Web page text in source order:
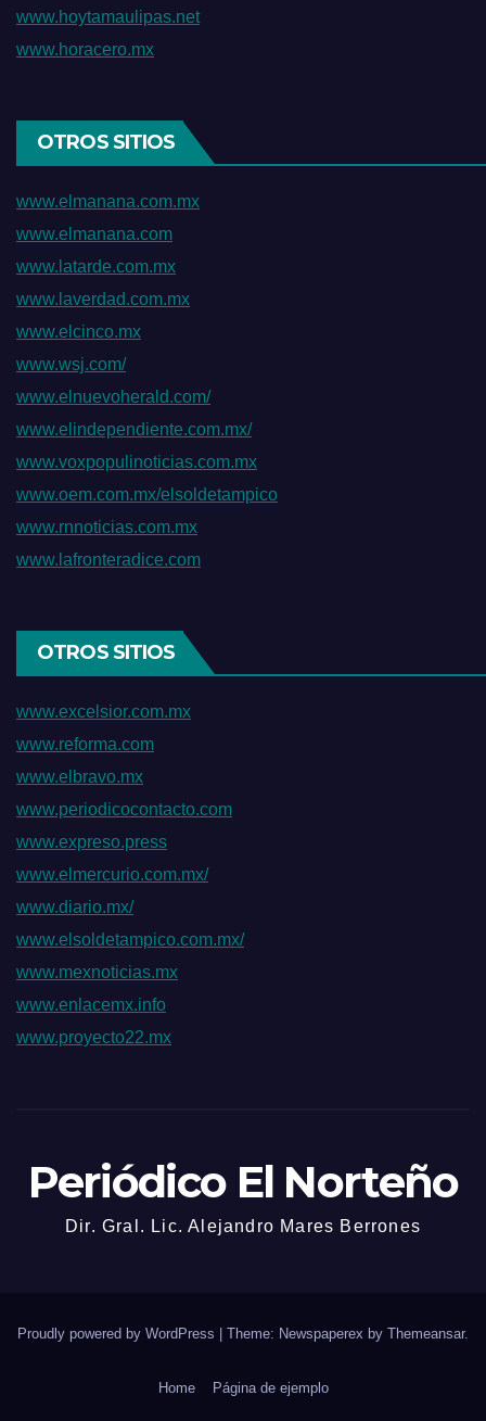
www.hoytamaulipas.net
www.horacero.mx
OTROS SITIOS
www.elmanana.com.mx
www.elmanana.com
www.latarde.com.mx
www.laverdad.com.mx
www.elcinco.mx
www.wsj.com/
www.elnuevoherald.com/
www.elindependiente.com.mx/
www.voxpopulinoticias.com.mx
www.oem.com.mx/elsoldetampico
www.rnnoticias.com.mx
www.lafronteradice.com
OTROS SITIOS
www.excelsior.com.mx
www.reforma.com
www.elbravo.mx
www.periodicocontacto.com
www.expreso.press
www.elmercurio.com.mx/
www.diario.mx/
www.elsoldetampico.com.mx/
www.mexnoticias.mx
www.enlacemx.info
www.proyecto22.mx
Periódico El Norteño
Dir. Gral. Lic. Alejandro Mares Berrones
Proudly powered by WordPress Theme: Newspaperex by Themeansar.
Home Página de ejemplo